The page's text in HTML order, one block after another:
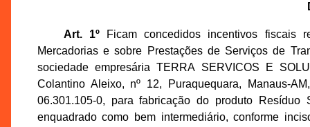
Art. 1ºFicam concedidos incentivos fiscais
Mercadorias e sobre Prestações de Serviços de
sociedade empresária TERRA SERVICOS E
Colantino Aleixo, nº 12, Puraquequara, Manaus-
06.301.105-0, para fabricação do produto Resíduo
enquadrado como bem intermediário, conforme